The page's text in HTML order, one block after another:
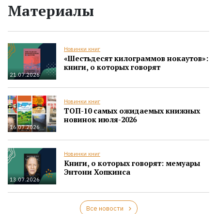
Материалы
21.07.2026
Новинки книг
«Шестьдесят килограммов нокаутов»:
книги, о которых говорят
16.07.2026
Новинки книг
ТОП-10 самых ожидаемых книжных
новинок июля-2026
13.07.2026
Новинки книг
Книги, о которых говорят: мемуары
Энтони Хопкинса
Все новости